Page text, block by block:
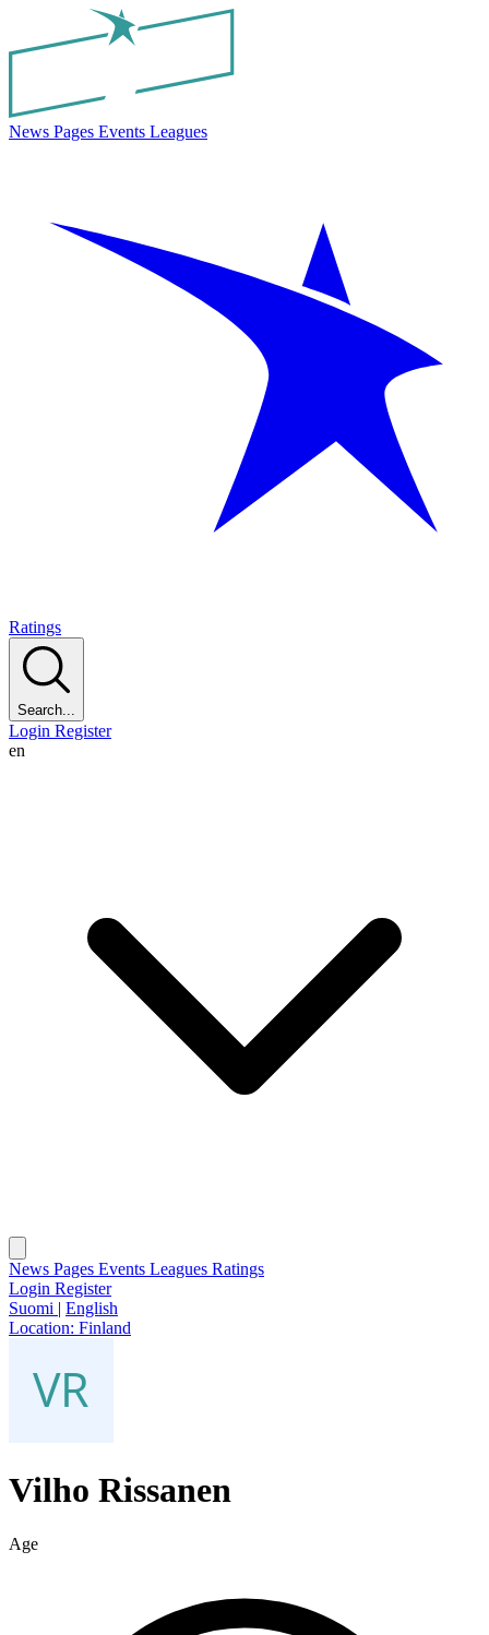
News Pages Events Leagues
Ratings
Search...
Login Register
en
News Pages Events Leagues Ratings
Login Register
Suomi | English
Location: Finland
Vilho Rissanen
Age